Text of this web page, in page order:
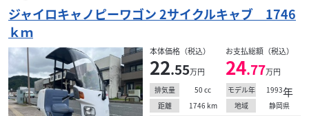
ジャイロキャノピーワゴン 2サイクルキャブ 1746
ｋｍ
本体価格（税込）
22.55万円
お支払総額（税込）
24.77万円
排気量 50 cc モデル年 1993年
距離 1746 km 地域
静岡県